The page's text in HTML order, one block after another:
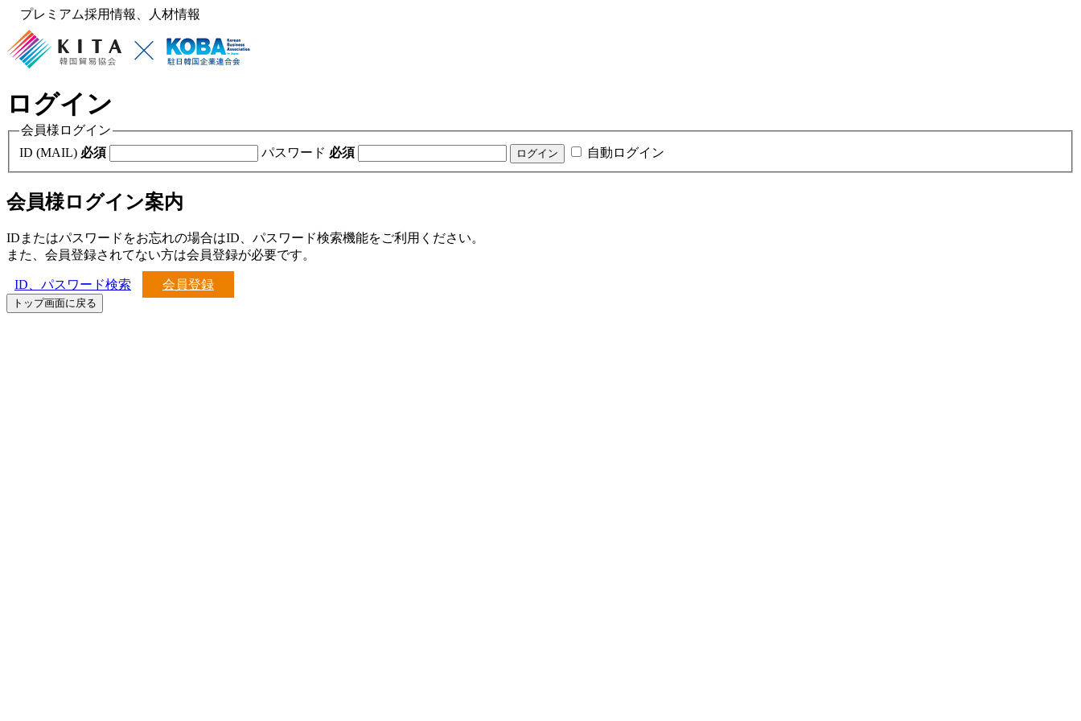
プレミアム採用情報、人材情報
ログイン
会員様ログイン
ID (MAIL) 必須 パスワード 必須 自動ログイン
会員様ログイン案内
IDまたはパスワードをお忘れの場合はID、パスワード検索機能をご利用ください。
また、会員登録されてない方は会員登録が必要です。
ID、パスワード検索 会員登録
トップ画面に戻る